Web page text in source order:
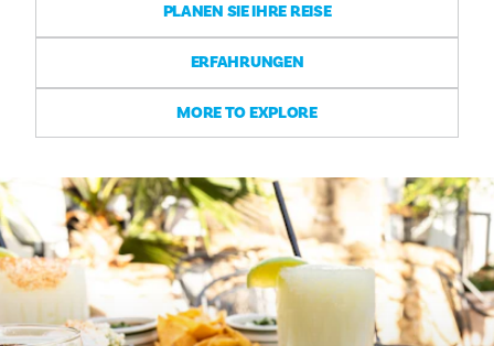
PLANEN SIE IHRE REISE
ERFAHRUNGEN
MORE TO EXPLORE